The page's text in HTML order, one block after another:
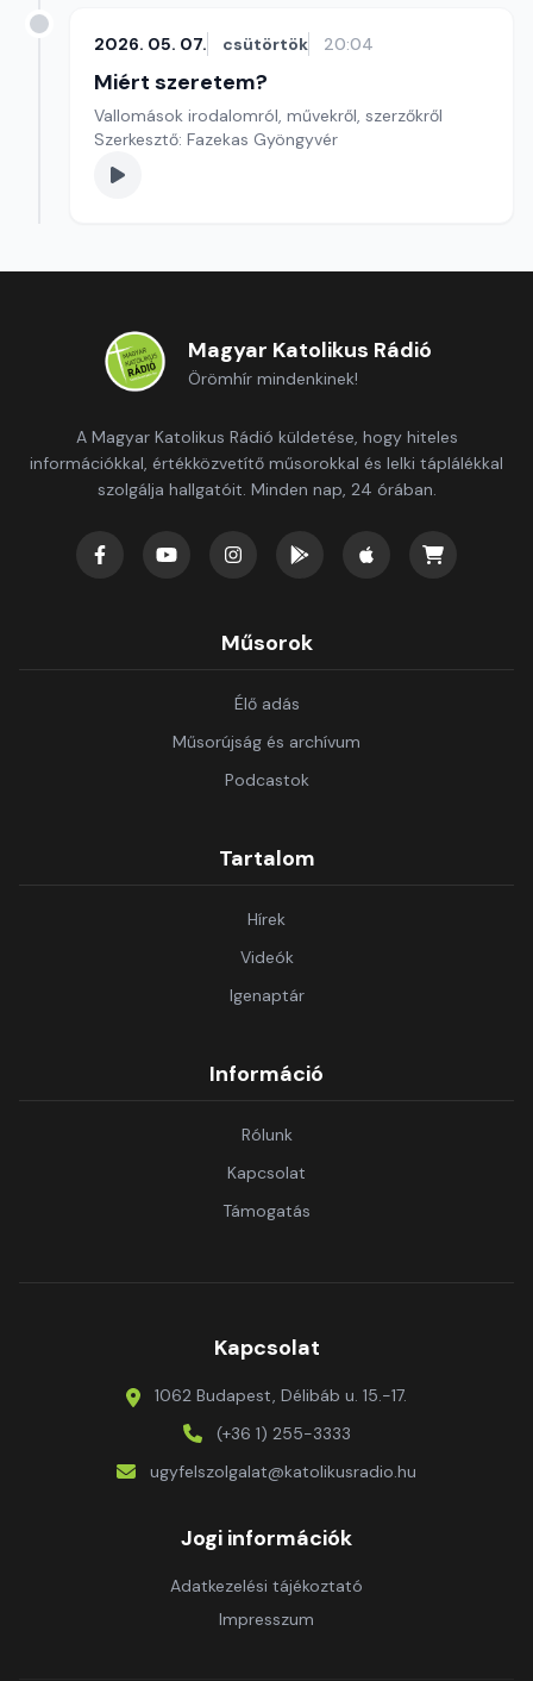
2026. 05. 07. csütörtök 20:04
Miért szeretem?
Vallomások irodalomról, művekről, szerzőkről
Szerkesztő: Fazekas Gyöngyvér
Magyar Katolikus Rádió
Örömhír mindenkinek!
A Magyar Katolikus Rádió küldetése, hogy hiteles
információkkal, értékközvetítő műsorokkal és lelki táplálékkal
szolgálja hallgatóit. Minden nap, 24 órában.
Műsorok
Élő adás
Műsorújság és archívum
Podcastok
Tartalom
Hírek
Videók
Igenaptár
Információ
Rólunk
Kapcsolat
Támogatás
Kapcsolat
1062 Budapest, Délibáb u. 15.-17.
(+36 1) 255-3333
ugyfelszolgalat@katolikusradio.hu
Jogi információk
Adatkezelési tájékoztató
Impresszum